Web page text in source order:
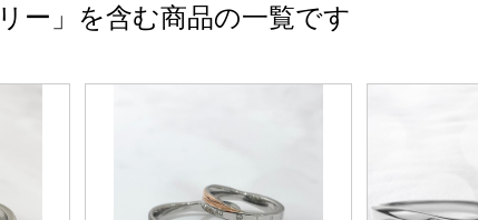
ー」を含む商品の一覧です